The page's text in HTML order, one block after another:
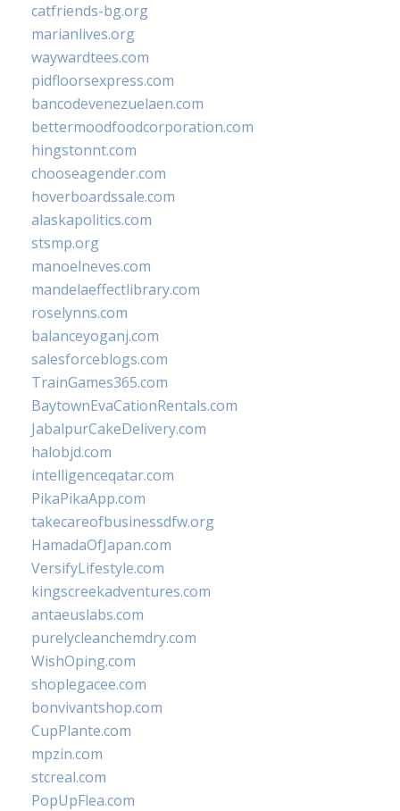
catfriends-bg.org
marianlives.org
waywardtees.com
pidfloorsexpress.com
bancodevenezuelaen.com
bettermoodfoodcorporation.com
hingstonnt.com
chooseagender.com
hoverboardssale.com
alaskapolitics.com
stsmp.org
manoelneves.com
mandelaeffectlibrary.com
roselynns.com
balanceyoganj.com
salesforceblogs.com
TrainGames365.com
BaytownEvaCationRentals.com
JabalpurCakeDelivery.com
halobjd.com
intelligenceqatar.com
PikaPikaApp.com
takecareofbusinessdfw.org
HamadaOfJapan.com
VersifyLifestyle.com
kingscreekadventures.com
antaeuslabs.com
purelycleanchemdry.com
WishOping.com
shoplegacee.com
bonvivantshop.com
CupPlante.com
mpzin.com
stcreal.com
PopUpFlea.com